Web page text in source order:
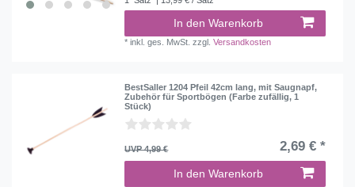
In den Warenkorb
*inkl. ges. MwSt. zzgl.Versandkosten
BestSaller 1204 Pfeil 42cm lang, mit Saugnapf,
Zubehör für Sportbögen (Farbe zufällig, 1
Stück)
UVP 4,99 € 2,69 € *
In den Warenkorb